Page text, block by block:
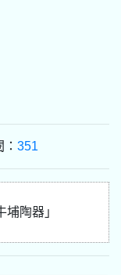
351
陶器」